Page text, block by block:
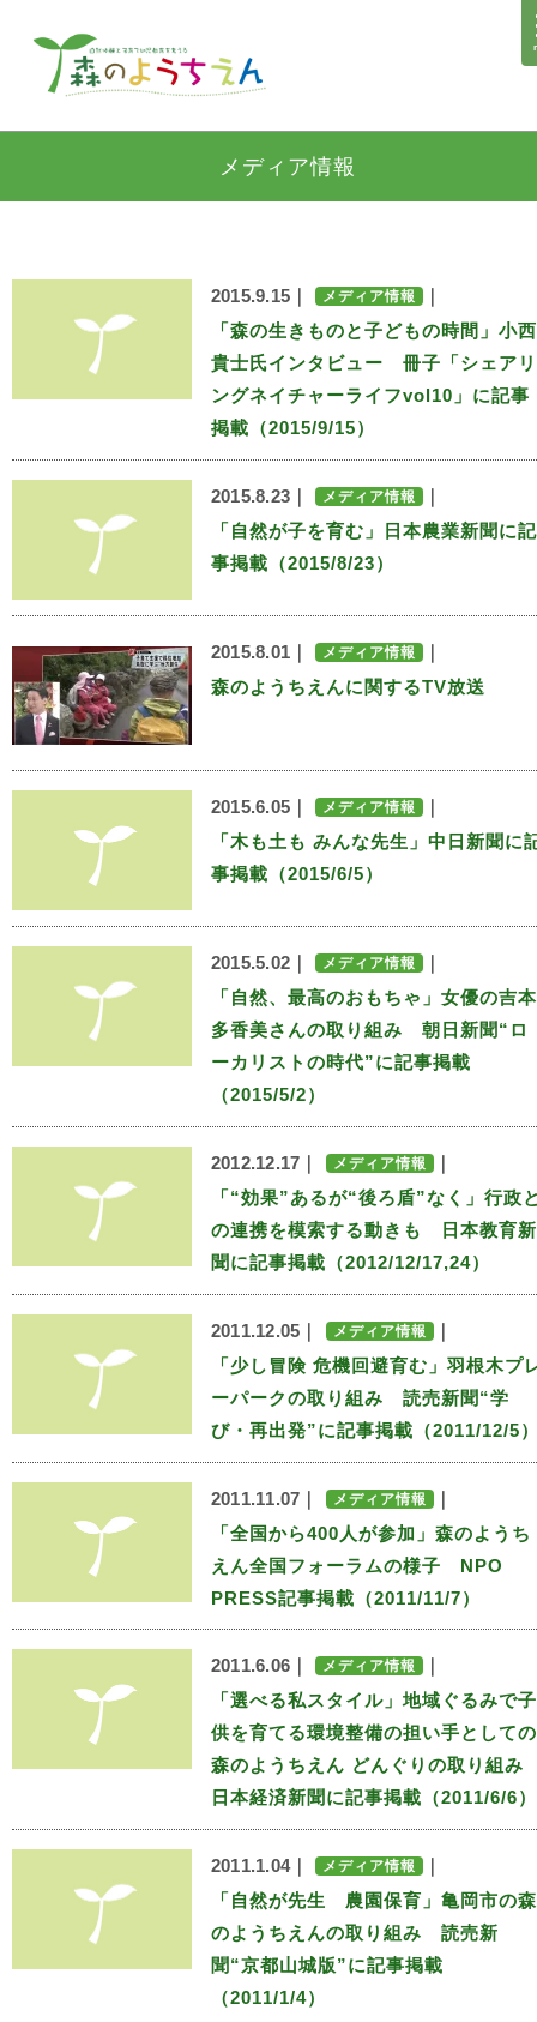
メディア情報
2015.9.15｜ メディア情報
「森の生きものと子どもの時間」小西
貴士氏インタビュー 冊子「シェアリ
ングネイチャーライフvol10」に記事
掲載（2015/9/15）
2015.8.23｜ メディア情報
「自然が子を育む」日本農業新聞に記
事掲載（2015/8/23）
2015.8.01｜ メディア情報
森のようちえんに関するTV放送
2015.6.05｜ メディア情報
「木も土も みんな先生」中日新聞に
事掲載（2015/6/5）
2015.5.02｜ メディア情報
「自然、最高のおもちゃ」女優の吉本
多香美さんの取り組み 朝日新聞“ロ
ーカリストの時代”に記事掲載
（2015/5/2）
2012.12.17｜ メディア情報
｜
「“効果”あるが“後ろ盾”なく」行政
の連携を模索する動きも 日本教育新
聞に記事掲載（2012/12/17,24）
2011.12.05｜ メディア情報
｜
「少し冒険 危機回避育む」羽根木プ
ーパークの取り組み 読売新聞“学
び・再出発”に記事掲載（2011/12/5
2011.11.07｜ メディア情報
｜
「全国から400人が参加」森のようち
えん全国フォーラムの様子 NPO
PRESS記事掲載（2011/11/7）
2011.6.06｜ メディア情報
「選べる私スタイル」地域ぐるみで子
供を育てる環境整備の担い手としての
森のようちえん どんぐりの取り組
日本経済新聞に記事掲載（2011/6/6）
2011.1.04｜ メディア情報
「自然が先生 農園保育」亀岡市の森
のようちえんの取り組み 読売新
聞“京都山城版”に記事掲載
（2011/1/4）